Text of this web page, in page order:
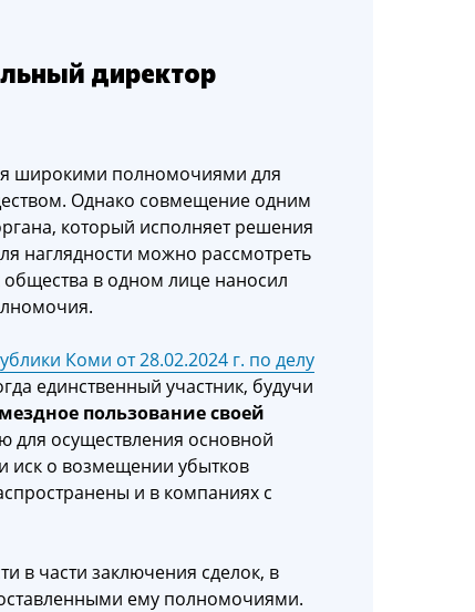
директор
широкими полномочиями для
Однако совмещение одним
который исполняет решения
наглядности можно рассмотреть
общества в одном лице наносил
Коми от 28.02.2024 г. по делу
единственный участник, будучи
пользование своей
для осуществления основной
иск о возмещении убытков
и в компаниях с
в части заключения сделок, в
ему полномочиями.